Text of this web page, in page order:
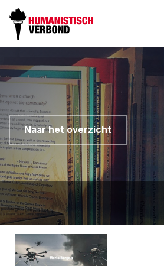
Naar het overzicht